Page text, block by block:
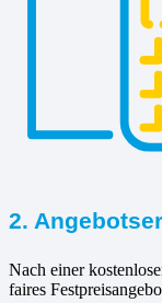
2.
Nach einer
faires